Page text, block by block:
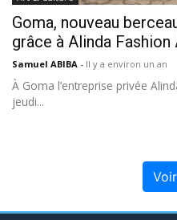
Goma, nouveau
grâce à Alinda Fashion
Samuel ABIBA - Il y a environ un an
À Goma l’entreprise privée
jeudi...